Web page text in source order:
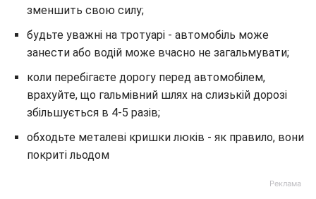
зменшить свою силу;
будьте уважні на тротуарі - автомобіль може
занести або водій може вчасно не загальмувати;
коли перебігаєте дорогу перед автомобілем,
врахуйте, що гальмівний шлях на слизькій дорозі
збільшується в 4-5 разів;
обходьте металеві кришки люків - як правило, вони
покриті льодом